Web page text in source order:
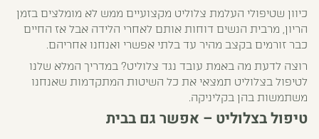
כיוון שטיפולי העלמת צלוליט מקצועיים ממש לא מומלצים בזמן
הריון, מרבית הנשים דוחות אותם לאחרי הלידה אבל אז החיים
כבר זורמים בקצב מהיר עד בלתי אפשרי ואנחנו אחריהם.
רוצה לדעת מה באמת עובד נגד צלוליט? במדריך המלא שלנו
לטיפול בצלוליט תמצאי את כל השיטות המתקדמות שאנחנו
משתמשות בהן בקליניקה.
טיפול בצלוליט – אפשר גם בבית